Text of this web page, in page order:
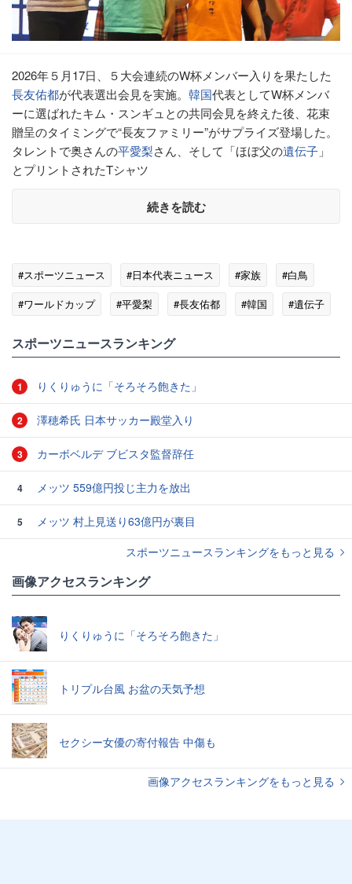
2026年５月17日、５大会連続のW杯メンバー入りを果たした
長友佑都が代表選出会見を実施。 韓国代表としてW杯メンバ
ーに選ばれたキム・スンギュとの共同会見を終えた後、花束
贈呈のタイミングで“長友ファミリー”がサプライズ登場した。
タレントで奥さんの平愛梨さん、そして「ほぼ父の遺伝子 」
とプリントされたTシャツ
続きを読む
#スポーツニュース #日本代表ニュース #家族
#白鳥
#ワールドカップ
#平愛梨 #長友佑都 #韓国 #遺伝子
スポーツニュースランキング
1 りくりゅうに「そろそろ飽きた」
2 澤穂希氏 日本サッカー殿堂入り
3 カーボベルデ ブビスタ監督辞任
4 メッツ 559億円投じ主力を放出
5
メッツ 村上見送り63億円が裏目
スポーツニュースランキングをもっと見る
画像アクセスランキング
りくりゅうに「そろそろ飽きた」
トリプル台風 お盆の天気予想
セクシー女優の寄付報告 中傷も
画像アクセスランキングをもっと見る